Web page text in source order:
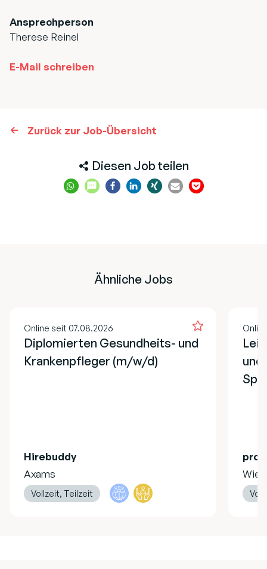
Ansprechperson
Therese Reinel
E-Mail schreiben
Zurück zur Job-Übersicht
Diesen Job teilen
Ähnliche Jobs
Online seit 07.08.2026
Diplomierten Gesundheits- und
Krankenpfleger (m/w/d)
Hirebuddy
Axams
Vollzeit, Teilzeit
und
pro
Wien